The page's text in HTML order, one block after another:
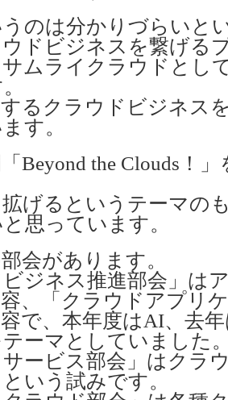
のは分かりづらいと
ドビジネスを繋げる
ムライクラウドとし
するクラウドビジネス
す。
Beyond the Clouds！
げるというテーマの
思っています。
会があります。
ビジネス推進部会」は
、「クラウドアプリ
で、本年度はAI、去
ーマとしていました
サービス部会」はクラ
いう試みです。